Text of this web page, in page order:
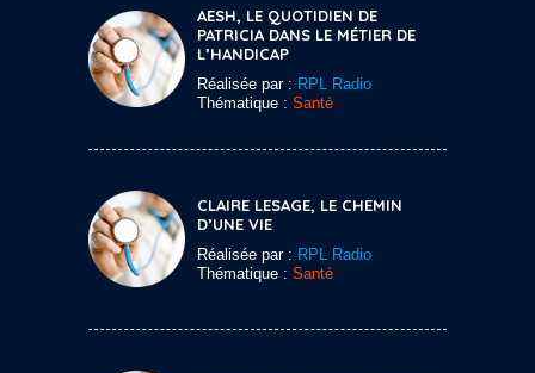
AESH, LE QUOTIDIEN DE
PATRICIA DANS LE MÉTIER DE
L’HANDICAP
Réalisée par : RPL Radio
Thématique : Santé
CLAIRE LESAGE, LE CHEMIN
D’UNE VIE
Réalisée par : RPL Radio
Thématique : Santé